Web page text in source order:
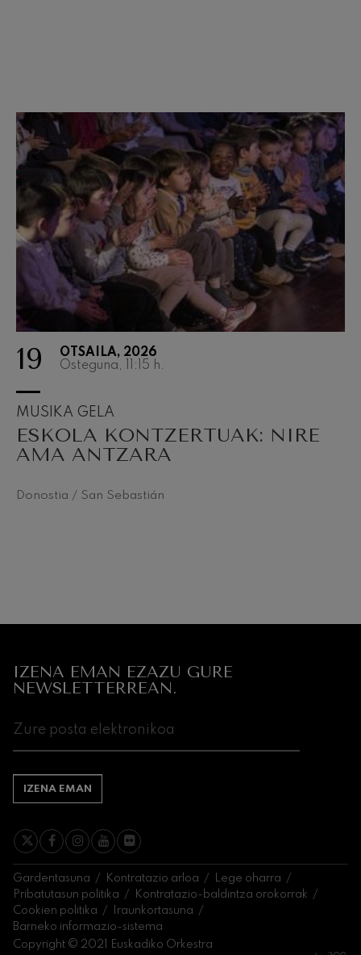
19
OTSAILA, 2026
Osteguna, 11:15 h.
MUSIKA GELA
ESKOLA KONTZERTUAK: NIRE
AMA ANTZARA
Donostia / San Sebastián
IZENA EMAN EZAZU GURE
NEWSLETTERREAN.
IZENA EMAN
Gardentasuna Kontratazio arloa
Lege oharra
Pribatutasun politika
Kontratazio-baldintza orokorrak
Cookien politika
Iraunkortasuna
Barneko informazio-sistema
Copyright © 2021 Euskadiko Orkestra